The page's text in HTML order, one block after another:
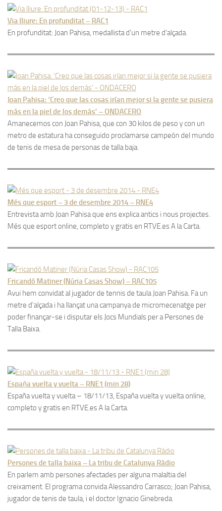
Via lliure: En profunditat – RAC1
En profunditat: Joan Pahisa, medallista d’un metre d’alçada.
Joan Pahisa: ‘Creo que las cosas irían mejor si la gente se pusiera
más en la piel de los demás’ – ONDACERO
Amanecemos con Joan Pahisa, que con 30 kilos de peso y con un
metro de estatura ha conseguido proclamarse campeón del mundo
de tenis de mesa de personas de talla baja.
Més que esport – 3 de desembre 2014 – RNE4
Entrevista amb Joan Pahisa que ens explica antics i nous projectes.
Més que esport online, completo y gratis en RTVE.es A la Carta.
Fricandó Matiner (Núria Casas Show) – RAC105
Avui hem convidat al jugador de tennis de taula Joan Pahisa. Fa un
metre d’alçada i ha llançat una campanya de micromecenatge per
poder finançar-se i disputar els Jocs Mundials per a Persones de
Talla Baixa.
España vuelta y vuelta – RNE1 (min 28)
España vuelta y vuelta – 18/11/13, España vuelta y vuelta online,
completo y gratis en RTVE.es A la Carta.
Persones de talla baixa – La tribu de Catalunya Ràdio
En parlem amb persones afectades per alguna malaltia del
creixament. El programa convida Alessandro Carrasco; Joan Pahisa,
jugador de tenis de taula, i el doctor Ignacio Ginebreda.